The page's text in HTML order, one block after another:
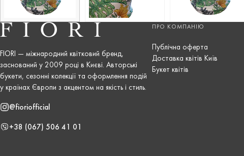
FIORI — міжнародний квітковий бренд,
заснований у 2009 році в Києві. Авторські
букети, сезонні колекції та оформлення подій
у країнах Європи з акцентом на якість і стиль.
@fioriofficial
+38 (067) 506 41 01
ПРО КОМПАНІЮ
Публічна оферта
Доставка квітів Київ
Букет квітів